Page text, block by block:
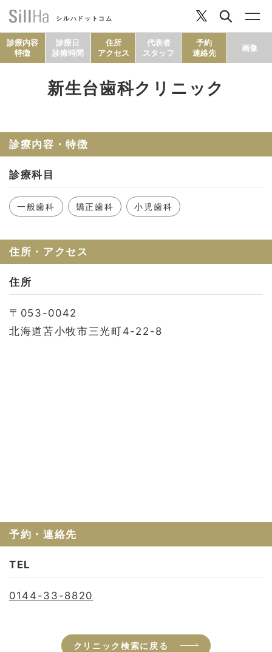
シルハドットコム
セルフチェック
診療内容
特徴
診療日
診療時間
住所
アクセス
代表者
スタッフ
予約
連絡先
画像
新生台歯科クリニック
診療内容・特徴
診療科目
一般歯科 矯正歯科 小児歯科
住所・アクセス
住所
〒053-0042
北海道苫小牧市三光町4-22-8
予約・連絡先
TEL
0144-33-8820
クリニック検索に戻る